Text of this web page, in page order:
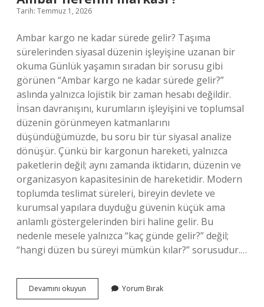
Tarih: Temmuz 1, 2026
Ambar kargo ne kadar sürede gelir? Taşıma
sürelerinden siyasal düzenin işleyişine uzanan bir
okuma Günlük yaşamın sıradan bir sorusu gibi
görünen “Ambar kargo ne kadar sürede gelir?”
aslında yalnızca lojistik bir zaman hesabı değildir.
İnsan davranışını, kurumların işleyişini ve toplumsal
düzenin görünmeyen katmanlarını
düşündüğümüzde, bu soru bir tür siyasal analize
dönüşür. Çünkü bir kargonun hareketi, yalnızca
paketlerin değil; aynı zamanda iktidarın, düzenin ve
organizasyon kapasitesinin de hareketidir. Modern
toplumda teslimat süreleri, bireyin devlete ve
kurumsal yapılara duyduğu güvenin küçük ama
anlamlı göstergelerinden biri haline gelir. Bu
nedenle mesele yalnızca “kaç günde gelir?” değil;
“hangi düzen bu süreyi mümkün kılar?” sorusudur.…
Devamını okuyun
nerenin
Yorum Bırak